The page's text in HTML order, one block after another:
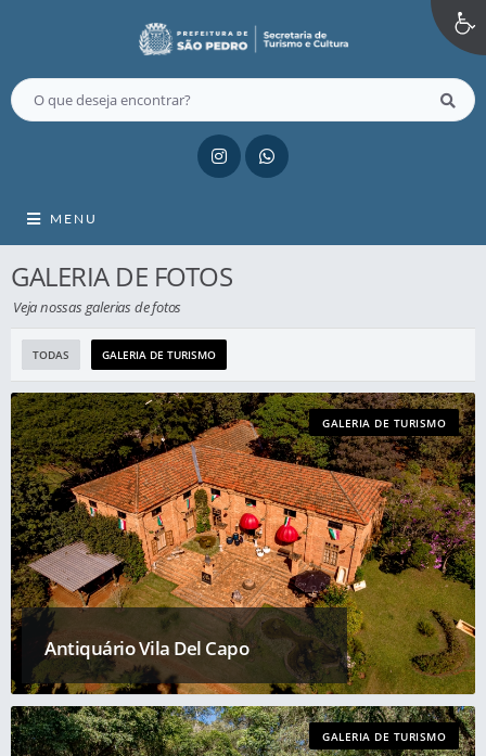
MENU
GALERIA DE FOTOS
Veja nossas galerias de fotos
TODAS GALERIA DE TURISMO
Antiquário Vila Del Capo
GALERIA DE TURISMO
GALERIA DE TURISMO